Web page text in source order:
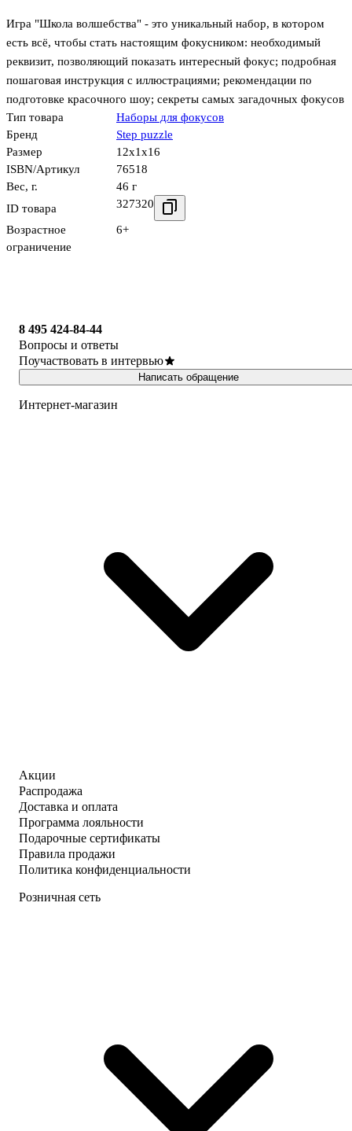
Игра "Школа волшебства" - это уникальный набор, в котором
есть всё, чтобы стать настоящим фокусником: необходимый
реквизит, позволяющий показать интересный фокус; подробная
пошаговая инструкция с иллюстрациями; рекомендации по
подготовке красочного шоу; секреты самых загадочных фокусов
Тип товара
Наборы для фокусов
Бренд
Step puzzle
Размер
12x1x16
ISBN/Артикул
76518
Вес, г.
46 г
ID товара
327320
Возрастное
ограничение
6+
8 495 424-84-44
Вопросы и ответы
Поучаствовать в интервью
Написать обращение
Интернет-магазин
Акции
Распродажа
Доставка и оплата
Программа лояльности
Подарочные сертификаты
Правила продажи
Политика конфиденциальности
Розничная сеть